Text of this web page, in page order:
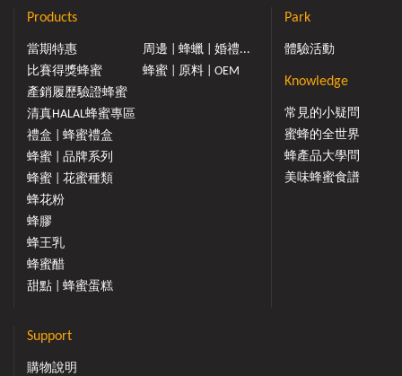
Products
當期特惠
比賽得獎蜂蜜
產銷履歷驗證蜂蜜
清真HALAL蜂蜜專區
禮盒 | 蜂蜜禮盒
蜂蜜 | 品牌系列
蜂蜜 | 花蜜種類
蜂花粉
蜂膠
蜂王乳
蜂蜜醋
甜點 | 蜂蜜蛋糕
周邊 | 蜂蠟 | 婚禮...
蜂蜜 | 原料 | OEM
Park
體驗活動
Knowledge
常見的小疑問
蜜蜂的全世界
蜂產品大學問
美味蜂蜜食譜
Support
購物說明